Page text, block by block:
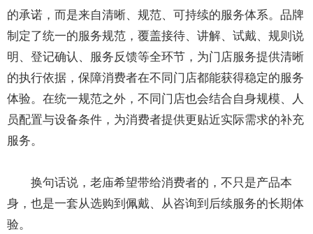
的承诺，而是来自清晰、规范、可持续的服务体系。品牌
制定了统一的服务规范，覆盖接待、讲解、试戴、规则说
明、登记确认、服务反馈等全环节，为门店服务提供清晰
的执行依据，保障消费者在不同门店都能获得稳定的服务
体验。在统一规范之外，不同门店也会结合自身规模、人
员配置与设备条件，为消费者提供更贴近实际需求的补充
服务。
换句话说，老庙希望带给消费者的，不只是产品本
身，也是一套从选购到佩戴、从咨询到后续服务的长期体
验。